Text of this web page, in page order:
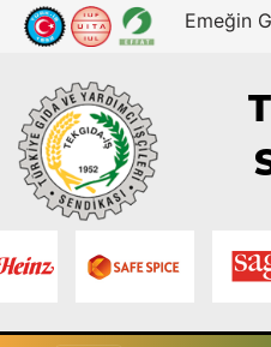
Emeğin